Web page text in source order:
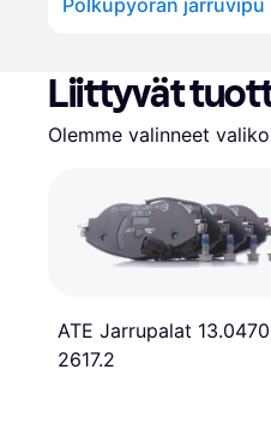
Liittyvät
Olemme valinneet
ATE Jarrupalat
2617.2